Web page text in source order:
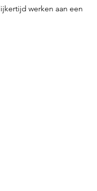
werken aan een